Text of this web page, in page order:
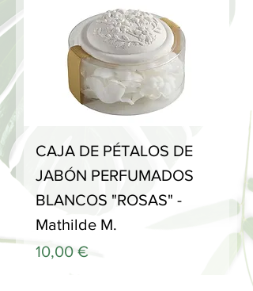
CAJA DE PÉTALOS DE
JABÓN PERFUMADOS
BLANCOS "ROSAS" -
Mathilde M.
Precio
10,00 €